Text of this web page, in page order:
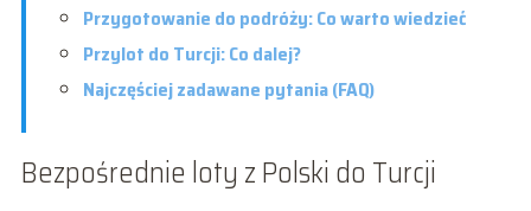
Przygotowanie do podróży: Co warto wiedzieć
Przylot do Turcji: Co dalej?
Najczęściej zadawane pytania (FAQ)
Bezpośrednie loty z Polski do Turcji